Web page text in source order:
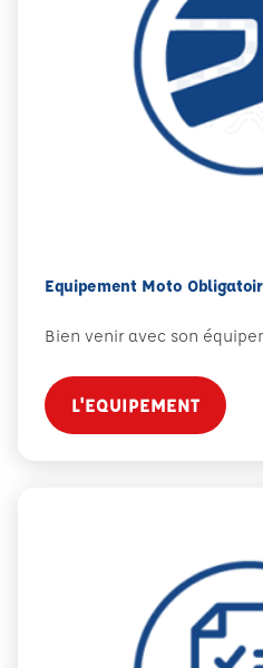
Equipement Moto
Bien venir avec son
L'EQUIPEMENT